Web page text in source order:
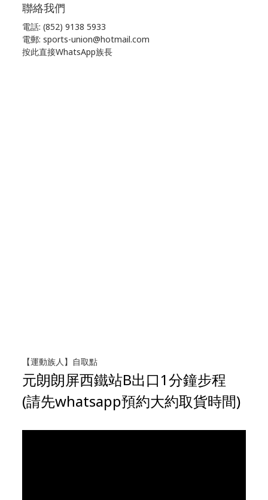
聯絡我們
電話: (852) 9138 5933
電郵: sports-union@hotmail.com
按此直接WhatsApp族長
【運動族人】自取點
元朗朗屏西鐵站B出口1分鐘步程
(請先whatsapp預約大約取貨時間)